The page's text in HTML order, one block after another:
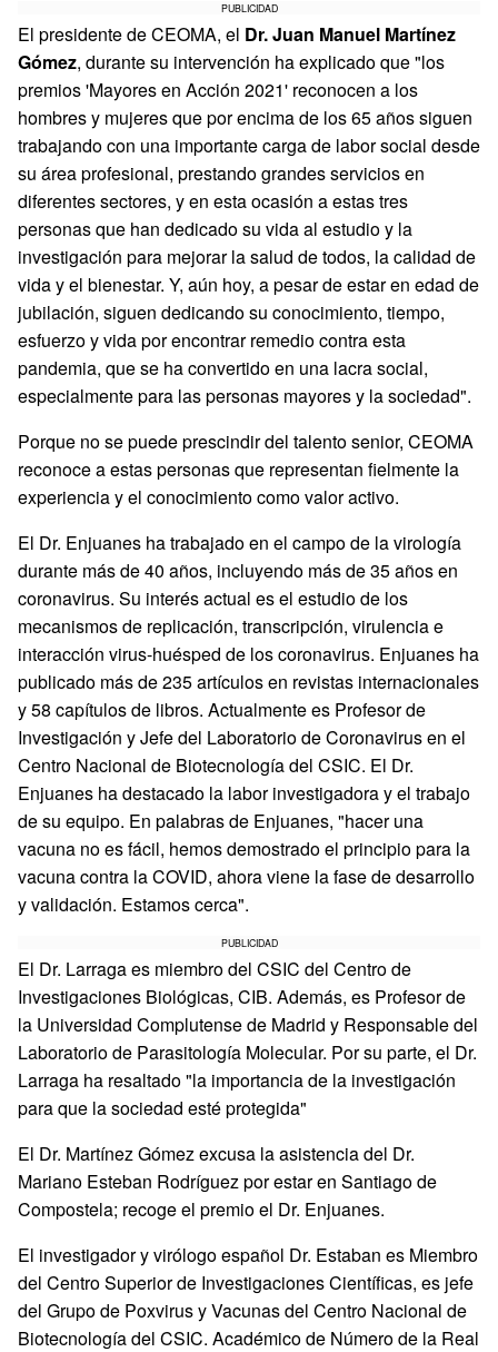
PUBLICIDAD
El presidente de CEOMA, el Dr. Juan Manuel Martínez
Gómez, durante su intervención ha explicado que "los
premios 'Mayores en Acción 2021' reconocen a los
hombres y mujeres que por encima de los 65 años siguen
trabajando con una importante carga de labor social desde
su área profesional, prestando grandes servicios en
diferentes sectores, y en esta ocasión a estas tres
personas que han dedicado su vida al estudio y la
investigación para mejorar la salud de todos, la calidad de
vida y el bienestar. Y, aún hoy, a pesar de estar en edad de
jubilación, siguen dedicando su conocimiento, tiempo,
esfuerzo y vida por encontrar remedio contra esta
pandemia, que se ha convertido en una lacra social,
especialmente para las personas mayores y la sociedad".
Porque no se puede prescindir del talento senior, CEOMA
reconoce a estas personas que representan fielmente la
experiencia y el conocimiento como valor activo.
El Dr. Enjuanes ha trabajado en el campo de la virología
durante más de 40 años, incluyendo más de 35 años en
coronavirus. Su interés actual es el estudio de los
mecanismos de replicación, transcripción, virulencia e
interacción virus-huésped de los coronavirus. Enjuanes ha
publicado más de 235 artículos en revistas internacionales
y 58 capítulos de libros. Actualmente es Profesor de
Investigación y Jefe del Laboratorio de Coronavirus en el
Centro Nacional de Biotecnología del CSIC. El Dr.
Enjuanes ha destacado la labor investigadora y el trabajo
de su equipo. En palabras de Enjuanes, "hacer una
vacuna no es fácil, hemos demostrado el principio para la
vacuna contra la COVID, ahora viene la fase de desarrollo
y validación. Estamos cerca".
PUBLICIDAD
El Dr. Larraga es miembro del CSIC del Centro de
Investigaciones Biológicas, CIB. Además, es Profesor de
la Universidad Complutense de Madrid y Responsable del
Laboratorio de Parasitología Molecular. Por su parte, el Dr.
Larraga ha resaltado "la importancia de la investigación
para que la sociedad esté protegida"
El Dr. Martínez Gómez excusa la asistencia del Dr.
Mariano Esteban Rodríguez por estar en Santiago de
Compostela; recoge el premio el Dr. Enjuanes.
El investigador y virólogo español Dr. Estaban es Miembro
del Centro Superior de Investigaciones Científicas, es jefe
del Grupo de Poxvirus y Vacunas del Centro Nacional de
Biotecnología del CSIC. Académico de Número de la Real